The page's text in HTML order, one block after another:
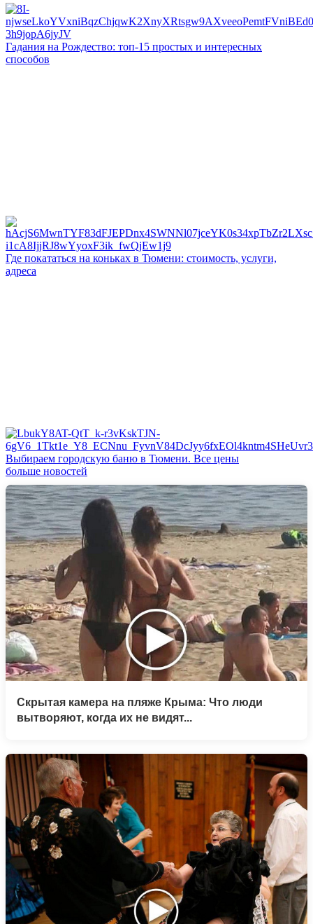
Гадания на Рождество: топ-15 простых и интересных
способов
Где покататься на коньках в Тюмени: стоимость, услуги,
адреса
Выбираем городскую баню в Тюмени. Все цены
больше новостей
Скрытая камера на пляже Крыма: Что люди
вытворяют, когда их не видят...